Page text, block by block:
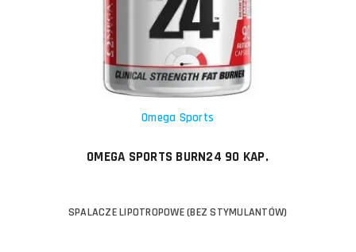
Omega Sports
OMEGA SPORTS BURN24 90 KAP.
SPALACZE LIPOTROPOWE (BEZ STYMULANTÓW)